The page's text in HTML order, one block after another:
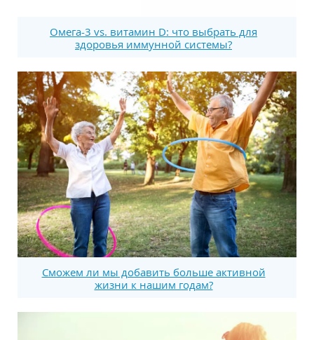
Омега-3 vs. витамин D: что выбрать для
здоровья иммунной системы?
Сможем ли мы добавить больше активной
жизни к нашим годам?